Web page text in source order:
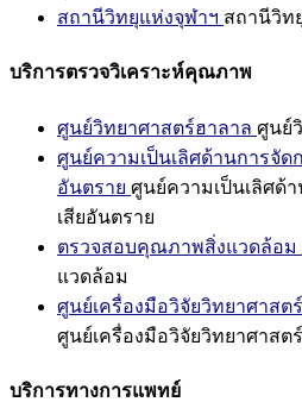
สถานีวิทยุแห่งจุฬาฯ สถานีวิท
บริการตรวจวิเคราะห์คุณภาพ
ศูนย์วิทยาศาสตร์ฮาลาล ศูนย์
ศูนย์ความเป็นเลิศด้านการจัด
อันตราย ศูนย์ความเป็นเลิศด้
เสียอันตราย
ตรวจสอบคุณภาพสิ่งแวดล้อม
แวดล้อม
ศูนย์เครื่องมือวิจัยวิทยาศาสต
ศูนย์เครื่องมือวิจัยวิทยาศาสต
บริการทางการแพทย์